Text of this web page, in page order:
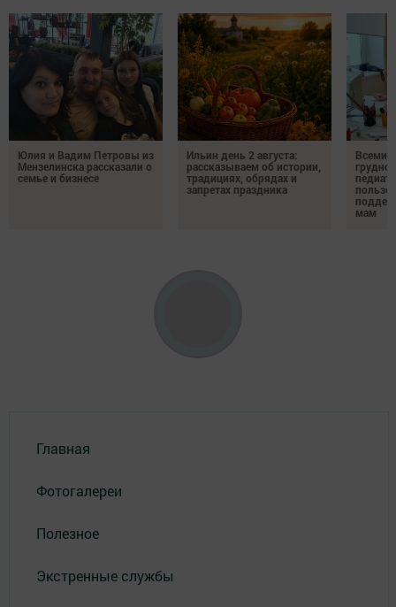
Юлия и Вадим Петровы из
Мензелинска рассказали о
семье и бизнесе
Ильин день 2 августа:
рассказываем об истории,
традициях, обрядах и
запретах праздника
пользе
мам
Главная
Фотогалереи
Полезное
Экстренные службы